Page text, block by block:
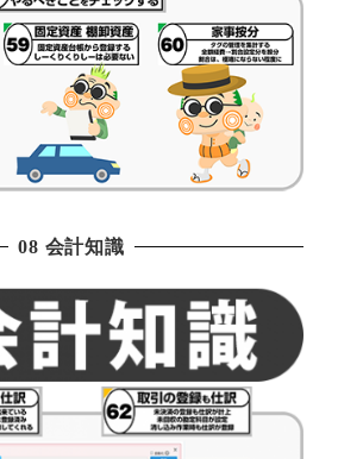
08 会計知識